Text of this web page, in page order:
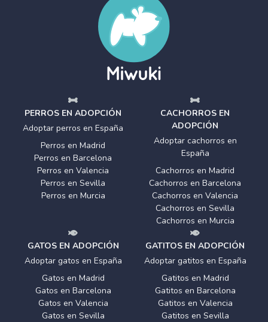
PERROS EN ADOPCIÓN
Adoptar perros en España
Perros en Madrid
Perros en Barcelona
Perros en Valencia
Perros en Sevilla
Perros en Murcia
CACHORROS EN
ADOPCIÓN
Adoptar cachorros en
España
Cachorros en Madrid
Cachorros en Barcelona
Cachorros en Valencia
Cachorros en Sevilla
Cachorros en Murcia
GATOS EN ADOPCIÓN
Adoptar gatos en España
Gatos en Madrid
Gatos en Barcelona
Gatos en Valencia
Gatos en Sevilla
GATITOS EN ADOPCIÓN
Adoptar gatitos en España
Gatitos en Madrid
Gatitos en Barcelona
Gatitos en Valencia
Gatitos en Sevilla